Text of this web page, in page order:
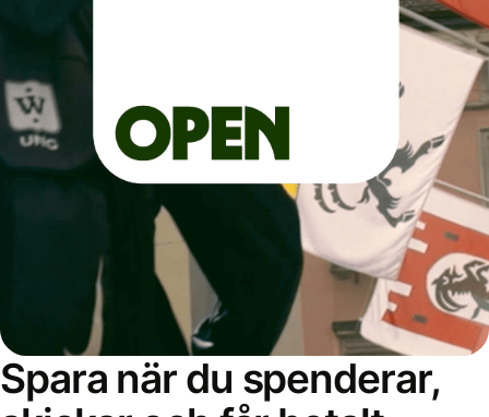
Spara när du spenderar,